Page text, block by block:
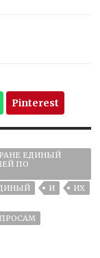
Pinterest
ЕДИНЫЙ
ПО
И
ИХ